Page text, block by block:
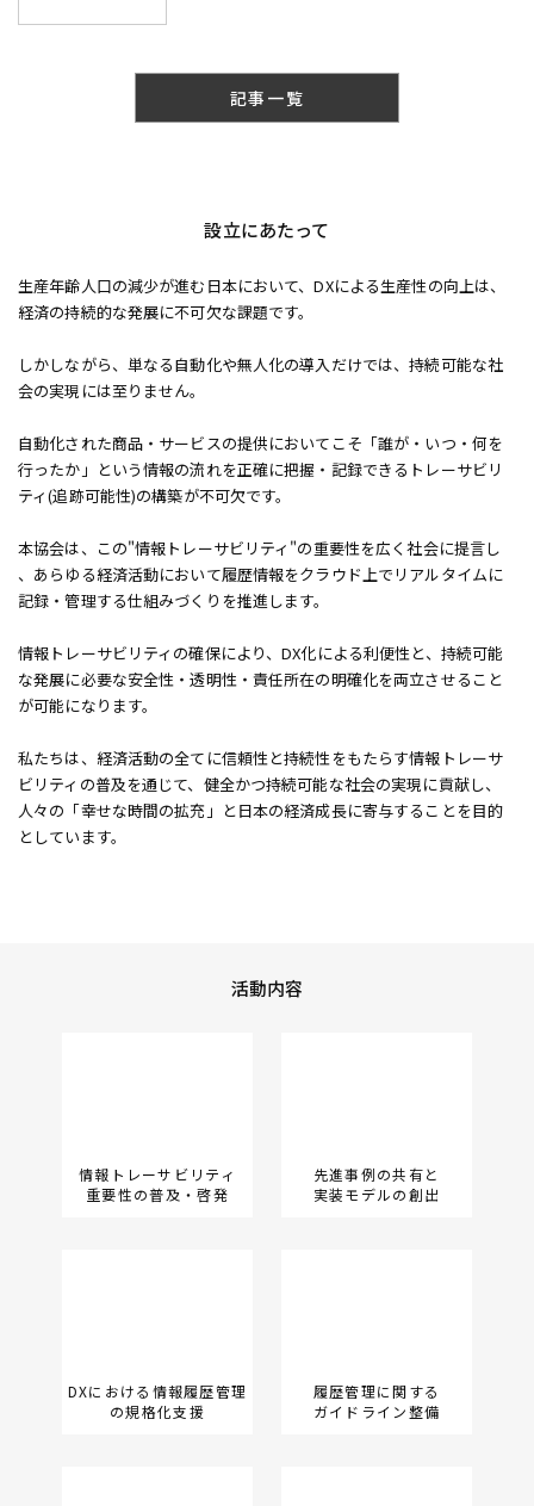
記事一覧
設立にあたって
生産年齢人口の減少が進む日本において、DXによる生産性の向上は、
経済の持続的な発展に不可欠な課題です。
しかしながら、単なる自動化や無人化の導入だけでは、持続可能な社
会の実現には至りません。
自動化された商品・サービスの提供においてこそ「誰が・いつ・何を
行ったか」という情報の流れを正確に把握・記録できるトレーサビリ
ティ(追跡可能性)の構築が不可欠です。
本協会は、この"情報トレーサビリティ"の重要性を広く社会に提言し
、 あらゆる経済活動において履歴情報をクラウド上でリアルタイムに
記録・管理する仕組みづくりを推進します。
情報トレーサビリティの確保により、DX化による利便性と、持続可能
な発展に必要な安全性・透明性・責任所在の明確化を両立させること
が可能になります。
私たちは、経済活動の全てに信頼性と持続性をもたらす情報トレーサ
ビリティの普及を通じて、健全かつ持続可能な社会の実現に貢献し、
人々の「幸せな時間の拡充」と日本の経済成長に寄与することを目的
としています。
活動内容
情報トレーサビリティ
重要性の普及・啓発
先進事例の共有と
実装モデルの創出
DXにおける 情報履歴管理
の規格化支援
履歴管理に関する
ガイドライン整備